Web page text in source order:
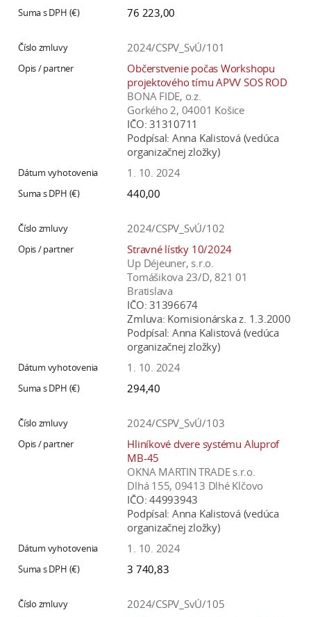
76 223,00
2024/CSPV_SvÚ/101
Občerstvenie počas Workshopu
projektového tímu APVV SOS ROD
BONA FIDE, o.z.
Gorkého 2, 04001 Košice
IČO: 31310711
Podpísal: Anna Kalistová (vedúca
organizačnej zložky)
1. 10. 2024
440,00
2024/CSPV_SvÚ/102
Stravné lístky 10/2024
Up Déjeuner, s.r.o.
Tomášikova 23/D, 821 01
Bratislava
IČO: 31396674
Zmluva: Komisionárska z. 1.3.2000
Podpísal: Anna Kalistová (vedúca
organizačnej zložky)
1. 10. 2024
294,40
2024/CSPV_SvÚ/103
Hliníkové dvere systému Aluprof
MB-45
OKNA MARTIN TRADE s.r.o.
Dlhá 155, 09413 Dlhé Klčovo
IČO: 44993943
Podpísal: Anna Kalistová (vedúca
organizačnej zložky)
1. 10. 2024
3 740,83
2024/CSPV_SvÚ/105